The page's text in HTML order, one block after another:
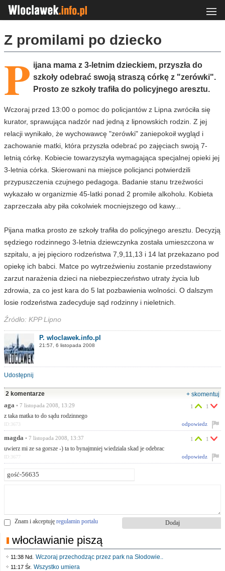
Z promilami po dziecko
P ijana mama z 3-letnim dzieckiem, przyszła do
szkoły odebrać swoją straszą córkę z "zerówki".
Prosto ze szkoły trafiła do policyjnego aresztu.
Wczoraj przed 13:00 o pomoc do policjantów z Lipna zwróciła się
kurator, sprawująca nadzór nad jedną z lipnowskich rodzin. Z jej
relacji wynikało, że wychowawcę "zerówki" zaniepokoił wygląd i
zachowanie matki, która przyszła odebrać po zajęciach swoją 7-
letnią córkę. Kobiecie towarzyszyła wymagająca specjalnej opieki jej
3-letnia córka. Skierowani na miejsce policjanci potwierdzili
przypuszczenia czujnego pedagoga. Badanie stanu trzeźwości
wykazało w organizmie 45-latki ponad 2 promile alkoholu. Kobieta
zaprzeczała aby piła cokolwiek mocniejszego od kawy...
Pijana matka prosto ze szkoły trafiła do policyjnego aresztu. Decyzją
sędziego rodzinnego 3-letnia dziewczynka została umieszczona w
szpitalu, a jej pięcioro rodzeństwa 7,9,11,13 i 14 lat przekazano pod
opiekę ich babci. Matce po wytrzeźwieniu zostanie przedstawiony
zarzut narażenia dzieci na niebezpieczeństwo utraty życia lub
zdrowia, za co jest kara do 5 lat pozbawienia wolności. O dalszym
losie rodzeństwa zadecyduje sąd rodzinny i nieletnich.
Źródło: KPP Lipno
P. wloclawek.info.pl
21:57, 6 listopada 2008
Udostępnij
2 komentarze
+ skomentuj
aga • 7 listopada 2008, 13:29
z taka matka to do sądu rodzinnego
1 1
odpowiedz
ID:3673
magda • 7 listopada 2008, 13:37
uwierz mi ze sa gorsze -) ta to bynajmniej wiedziala skad je odebrac
1 1
odpowiedz
ID:3677
Znam i akceptuję regulamin portalu
włocławianie piszą
11:38 Nd. Wczoraj przechodząc przez park na Słodowie..
11:17 Śr. Wszystko umiera